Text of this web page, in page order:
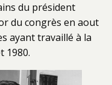
du président
du congrès en aout
ayant travaillé à la
1980.